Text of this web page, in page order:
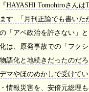
HAYASHI Tomohiroさんは
す: 「月刊正論でも書いた
「アベ政治を許さない」と
は、原発事故での「フク
語化と地続きだったのだ
マやほのめかしで受けて
情報災害を、安倍元総理